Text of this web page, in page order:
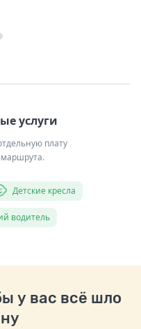
услуги
плату
маршрута.
Детские кресла
водитель
у вас всё шло